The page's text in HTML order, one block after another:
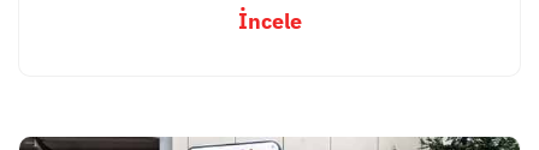
İncele